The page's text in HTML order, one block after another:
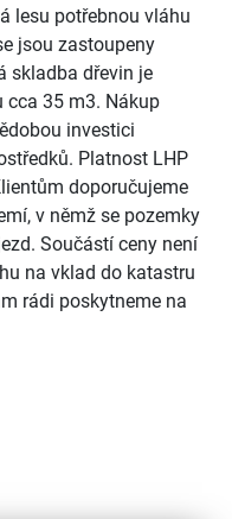
lesu potřebnou vláhu
jsou zastoupeny
skladba dřevin je
cca 35 m3. Nákup
investici
Platnost LHP
doporučujeme
v němž se pozemky
Součástí ceny není
na vklad do katastru
rádi poskytneme na